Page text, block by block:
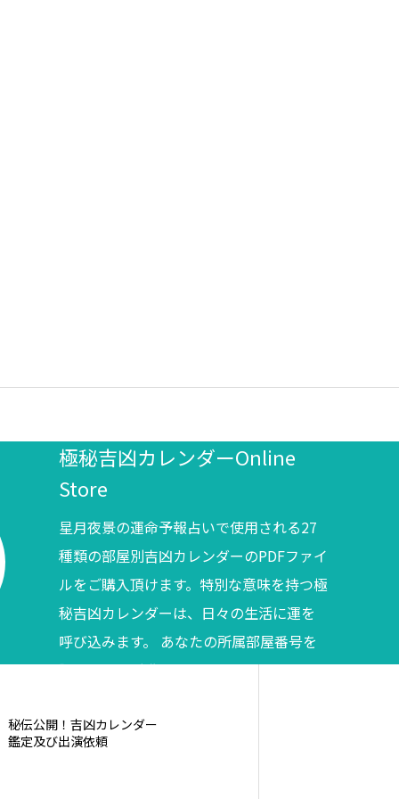
極秘吉凶カレンダーOnline
Store
星月夜景の運命予報占いで使用される27
種類の部屋別吉凶カレンダーのPDFファイ
ルをご購入頂けます。特別な意味を持つ極
秘吉凶カレンダーは、日々の生活に運を
呼び込みます。 あなたの所属部屋番号を
調べてからご購入ください。
秘伝公開！吉凶カレンダー
鑑定及び出演依頼